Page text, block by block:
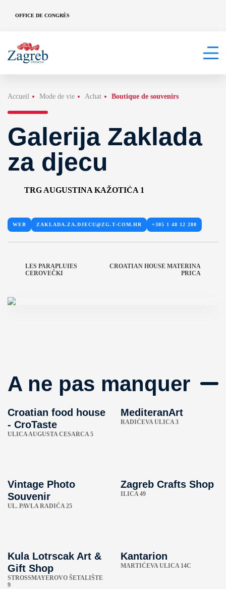
OFFICE DE CONGRÈS
Accueil Mode de vie Achat Boutique de souvenirs
Galerija Zaklada
za djecu
TRG AUGUSTINA KAŽOTIĆA 1
WEB ZAKLADA.ZA.DJECU@ZG.T-COM.HR +385 1 48 12 280
LES PARAPLUIES
CEROVEČKI
CROATIAN HOUSE MATERINA
PRICA
A ne pas manquer
Croatian food house
- CroTaste
ULICA AUGUSTA CESARCA 5
MediteranArt
RADIĆEVA ULICA 3
Vintage Photo
Souvenir
UL. PAVLA RADIĆA 25
Zagreb Crafts Shop
ILICA 49
Kula Lotrscak Art &
Gift Shop
STROSSMAYEROVO ŠETALIŠTE
9
Kantarion
MARTIĆEVA ULICA 14C